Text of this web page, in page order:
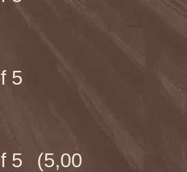
(5,00